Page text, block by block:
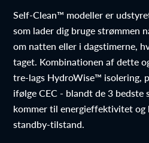
Self-Clean™ modeller er
som lader dig bruge strømmen
om natten eller i dagstimerne,
taget. Kombinationen af dette
tre-lags HydroWise™ isolering,
ifølge CEC - blandt de 3 bedste
kommer til energieffektivitet og
standby-tilstand.